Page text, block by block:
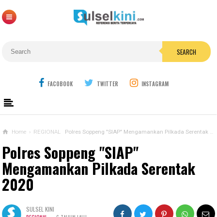
SEARCH
FACOBOOK TWITTER INSTAGRAM
Home › REGIONAL Polres Soppeng "SIAP" Mengamankan Pilkada Serentak 2020
Polres Soppeng "SIAP"
Mengamankan Pilkada Serentak
2020
SULSEL KINI